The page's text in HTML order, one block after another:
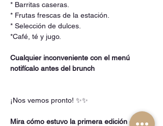
* Barritas caseras.
* Frutas frescas de la estación.
* Selección de dulces.
*Café, té y jugo.
Cualquier inconveniente con el menú
notifícalo antes del brunch
¡Nos vemos pronto! ✨✨
Mira cómo estuvo la primera edición en